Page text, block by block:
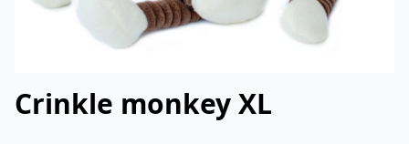
Crinkle monkey XL